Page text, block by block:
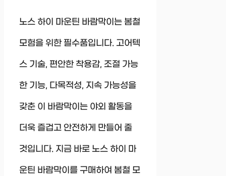
노스 하이 마운틴 바람막이는 봄철
모험을 위한 필수품입니다. 고어텍
스 기술, 편안한 착용감, 조절 가능
한 기능, 다목적성, 지속 가능성을
갖춘 이 바람막이는 야외 활동을
더욱 즐겁고 안전하게 만들어 줄
것입니다. 지금 바로 노스 하이 마
운틴 바람막이를 구매하여 봄철 모